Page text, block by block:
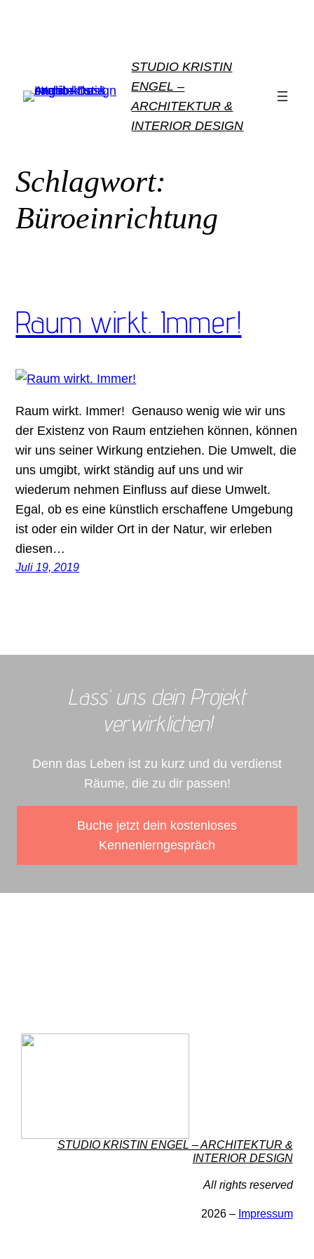
STUDIO KRISTIN
ENGEL –
ARCHITEKTUR &
INTERIOR DESIGN
Schlagwort:
Büroeinrichtung
Raum wirkt. Immer!
Raum wirkt. Immer! Genauso wenig wie wir uns
der Existenz von Raum entziehen können, können
wir uns seiner Wirkung entziehen. Die Umwelt, die
uns umgibt, wirkt ständig auf uns und wir
wiederum nehmen Einfluss auf diese Umwelt.
Egal, ob es eine künstlich erschaffene Umgebung
ist oder ein wilder Ort in der Natur, wir erleben
diesen…
Juli 19, 2019
Lass‘ uns dein Projekt
verwirklichen!
Denn das Leben ist zu kurz und du verdienst
Räume, die zu dir passen!
Buche jetzt dein kostenloses
Kennenlerngespräch
STUDIO KRISTIN ENGEL – ARCHITEKTUR &
INTERIOR DESIGN
All rights reserved
2026 – Impressum